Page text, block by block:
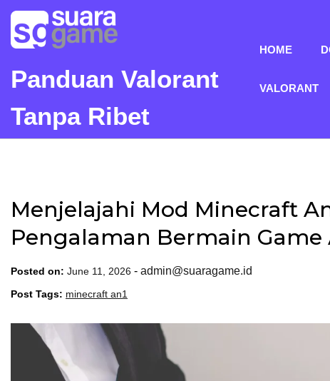
content
Panduan Valorant
Tanpa Ribet
HOME
VALORANT
Menjelajahi Mod Minecraft
Pengalaman Bermain Game
Posted on: June 11, 2026 - admin@suaragame.id
Post Tags: minecraft an1